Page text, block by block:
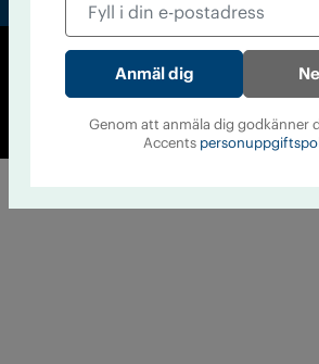
© Tidningen Accent
Genom att anmäla dig godkänner
Accents